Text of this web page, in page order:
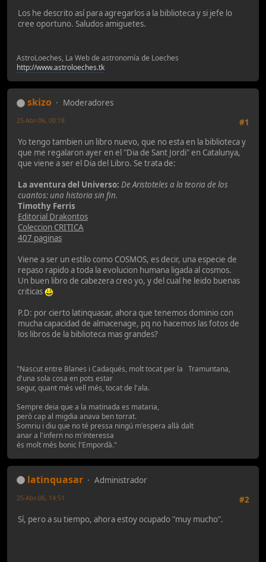
Los he descrito así para agregarlos a la biblioteca y si jefe lo
cree oportuno. Saludos amiguetes.
AstroLoeches, La Web de astronomía de Loeches
http://www.astroloeches.tk
skizo
Moderadores
#1
25-Abr-06, 00:18
Yo tengo tambien un libro nuevo, que no esta en la biblioteca y
que me regalaron ayer en el "Dia de Sant Jordi" en Catalunya,
que viene a ser el Dia del Libro. Se trata de:
La aventura del Universo: De Aristoteles a la teoria de los
cuantos: una historia sin fin.
Timothy Ferris
Editorial Drakontos
Coleccion CRITICA
407 paginas
Viene a ser un estilo como COSMOS, es decir, una especie de
repaso rapido a toda la evolucion humana ligada al cosmos.
Un buen libro de cabezera creo yo, y del cual he leido buenas
criticas
P.D: por cierto latinquasar, ahora que tenemos dominio con
mucha capacidad de almacenage, pq no hacemos las fotos de
los libros de la biblioteca mas grandes?
"Nascut entre Blanes i Cadaqués, molt tocat per la Tramuntana,
d'una sola cosa en pots estar
segur, quant més vell més, tocat de l'ala.
Sempre deia que a la matinada es mataria,
però cap al migdia anava ben torrat.
Somriu i diu que no té pressa ningú m'espera allà dalt
anar a l'infern no m'interessa
és molt més bonic l'Empordà."
latinquasar
Administrador
#2
25-Abr-06, 14:51
Sí, pero a su tiempo, ahora estoy ocupado "muy mucho".